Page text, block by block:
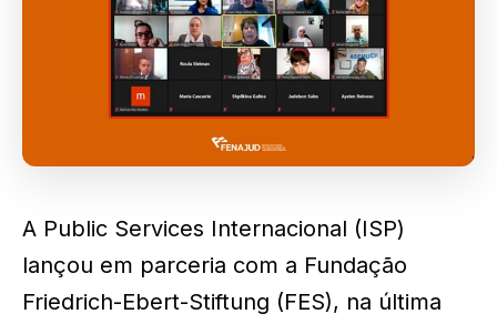
A Public Services Internacional (ISP)
lançou em parceria com a Fundação
Friedrich-Ebert-Stiftung (FES), na última